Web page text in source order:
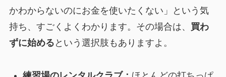
かわからないのにお金を使いたくない」という気
持ち、すごくよくわかります。その場合は、 買わ
ずに始める という選択肢もありますよ。